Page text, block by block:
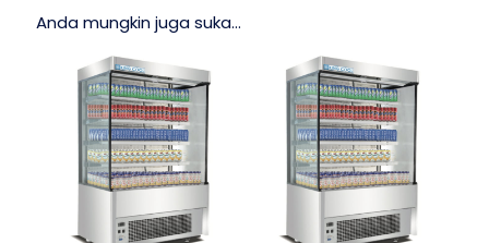
Anda mungkin juga suka…